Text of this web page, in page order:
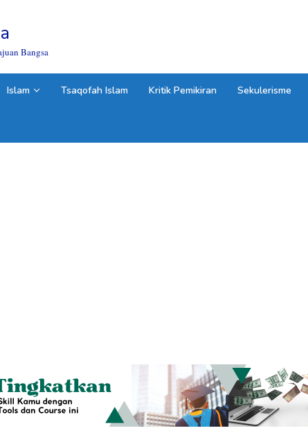
Bangsa
Islam Tsaqofah Islam Kritik Pemikiran Sekulerisme